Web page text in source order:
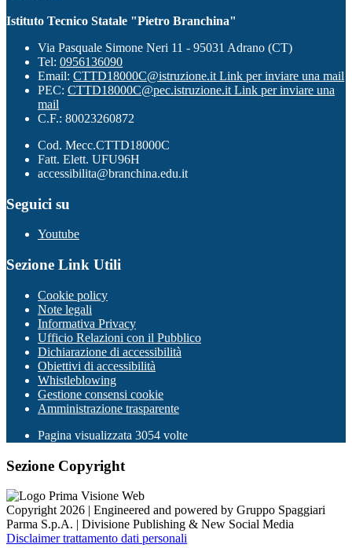
Istituto Tecnico Statale "Pietro Branchina"
Via Pasquale Simone Neri 11 - 95031 Adrano (CT)
Tel: 0956136090
Email: CTTD18000C@istruzione.it Link per inviare una mail
PEC: CTTD18000C@pec.istruzione.it Link per inviare una
mail
C.F.: 80023260872
Cod. Mecc.CTTD18000C
Fatt. Elett. UFU96H
accessibilita@branchina.edu.it
Seguici su
Youtube
Sezione Link Utili
Cookie policy
Note legali
Informativa Privacy
Ufficio Relazioni con il Pubblico
Dichiarazione di accessibilità
Obiettivi di accessibilità
Whistleblowing
Gestione consensi cookie
Amministrazione trasparente
Pagina visualizzata 3054 volte
Sezione Copyright
Copyright 2026 | Engineered and powered by Gruppo Spaggiari
Parma S.p.A. | Divisione Publishing & New Social Media
Disclaimer trattamento dati personali